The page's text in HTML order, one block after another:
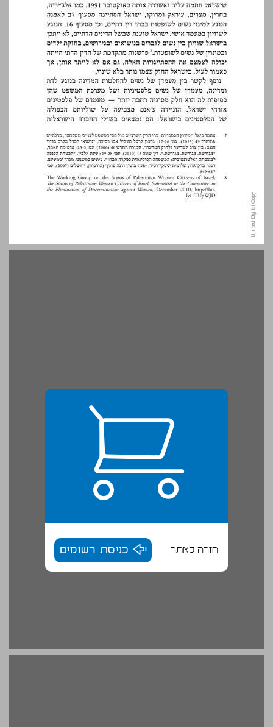
חזרה לאתר כניסת רשומים